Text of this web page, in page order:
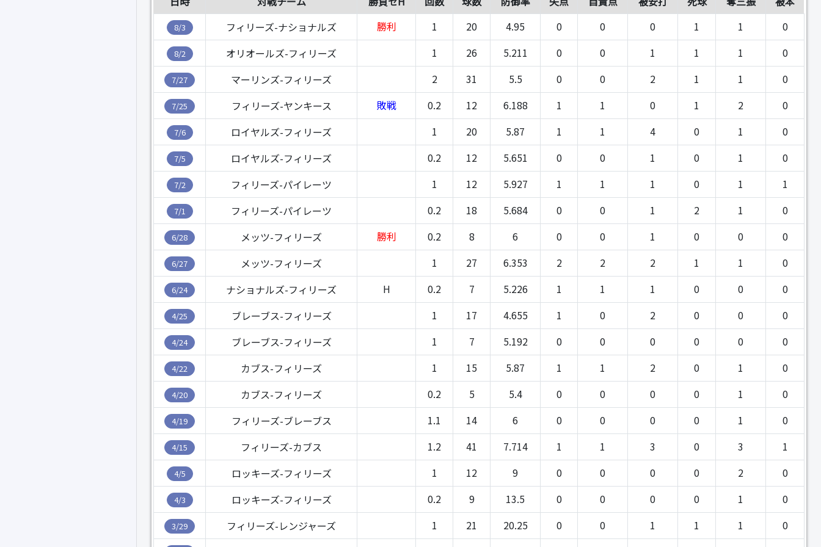
8/3 フィリーズ-ナショナルズ 勝利 1 20 4.95 0 0 0 1 1 0
8/2 オリオールズ-フィリーズ 1 26 5.211 0 0 1 1 1 0
7/27 マーリンズ-フィリーズ 2 31 5.5 0 0 2 1 1 0
7/25 フィリーズ-ヤンキース 敗戦 0.2 12 6.188 1 1 0 1 2 0
7/6 ロイヤルズ-フィリーズ 1 20 5.87 1 1 4 0 1 0
7/5 ロイヤルズ-フィリーズ 0.2 12 5.651 0 0 1 0 1 0
7/2 フィリーズ-パイレーツ 1 12 5.927 1 1 1 0 1 1
7/1 フィリーズ-パイレーツ 0.2 18 5.684 0 0 1 2 1 0
6/28 メッツ-フィリーズ 勝利 0.2 8 6 0 0 1 0 0 0
6/27 メッツ-フィリーズ 1 27 6.353 2 2 2 1 1 0
6/24 ナショナルズ-フィリーズ H 0.2 7 5.226 1 1 1 0 0 0
4/25 ブレーブス-フィリーズ 1 17 4.655 1 0 2 0 0 0
4/24 ブレーブス-フィリーズ 1 7 5.192 0 0 0 0 0 0
4/22 カブス-フィリーズ 1 15 5.87 1 1 2 0 1 0
4/20 カブス-フィリーズ 0.2 5 5.4 0 0 0 0 1 0
4/19 フィリーズ-ブレーブス 1.1 14 6 0 0 0 0 1 0
4/15 フィリーズ-カブス 1.2 41 7.714 1 1 3 0 3 1
4/5 ロッキーズ-フィリーズ 1 12 9 0 0 0 0 2 0
4/3 ロッキーズ-フィリーズ 0.2 9 13.5 0 0 0 0 1 0
3/29 フィリーズ-レンジャーズ 1 21 20.25 0 0 1 1 1 0